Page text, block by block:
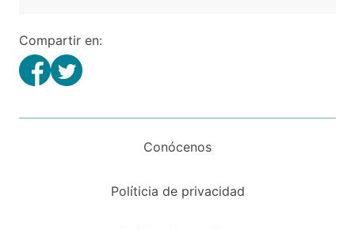
Compartir en:
Conócenos
Políticia de privacidad